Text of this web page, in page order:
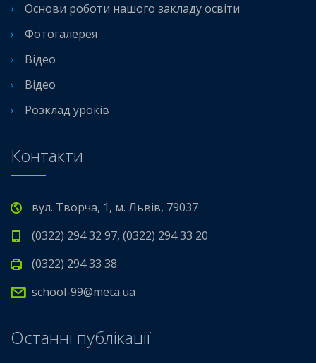
Основи роботи нашого закладу освіти
Фотогалерея
Відео
Відео
Розклад уроків
Контакти
вул. Творча, 1, м. Львів, 79037
(0322) 294 32 97, (0322) 294 33 20
(0322) 294 33 38
school-99@meta.ua
Останні публікації